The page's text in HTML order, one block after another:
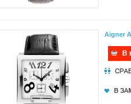
Aigner
В